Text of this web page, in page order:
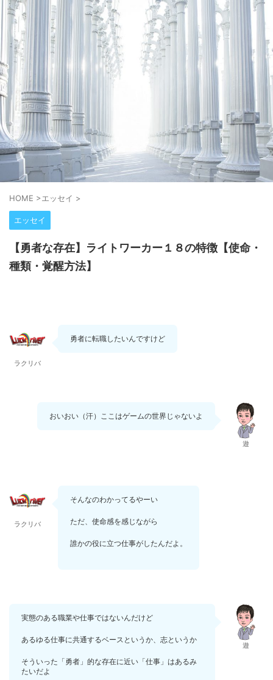
HOME >エッセイ >
エッセイ
【勇者な存在】ライトワーカー１８の特徴【使命・
種類・覚醒方法】
ラクリバ
勇者に転職したいんですけど
おいおい（汗）ここはゲームの世界じゃないよ
遊
ラクリバ
そんなのわかってるやーい
ただ、使命感を感じながら
誰かの役に立つ仕事がしたんだよ。
実態のある職業や仕事ではないんだけど
あるゆる仕事に共通するベースというか、志というか
そういった「勇者」的な存在に近い「仕事」はあるみ
たいだよ
遊